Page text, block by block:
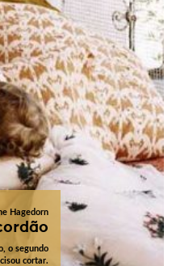
Hagedorn
o segundo
cortar.